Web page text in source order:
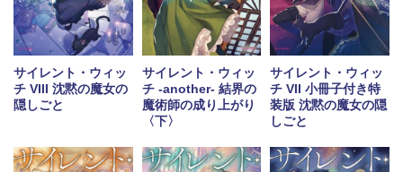
サイレント・ウィッ
チ VIII 沈黙の魔女の
隠しごと
サイレント・ウィッ
チ -another- 結界の
魔術師の成り上がり
〈下〉
サイレント・ウィッ
チ VII 小冊子付き特
装版 沈黙の魔女の隠
しごと